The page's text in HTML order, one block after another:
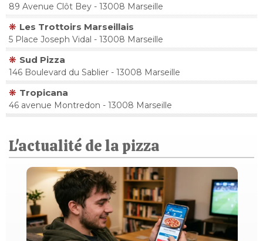
89 Avenue Clôt Bey - 13008 Marseille
Les Trottoirs Marseillais
5 Place Joseph Vidal - 13008 Marseille
Sud Pizza
146 Boulevard du Sablier - 13008 Marseille
Tropicana
46 avenue Montredon - 13008 Marseille
L'actualité de la pizza